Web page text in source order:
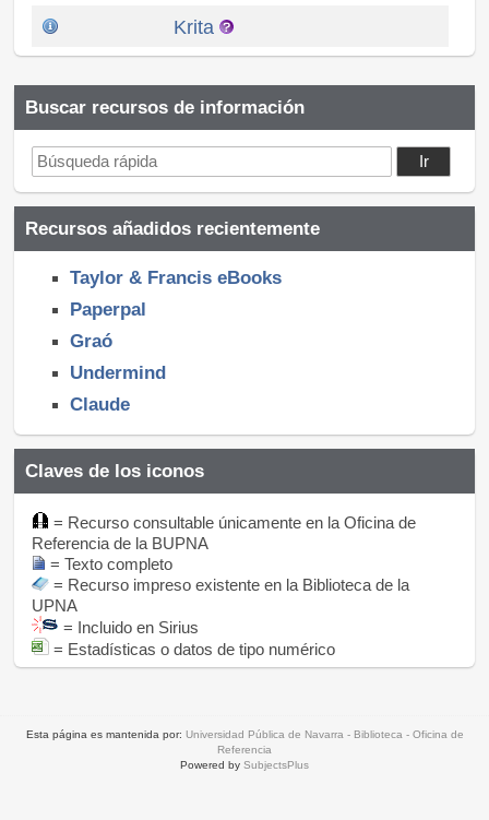
Krita
Buscar recursos de información
Recursos añadidos recientemente
Taylor & Francis eBooks
Paperpal
Graó
Undermind
Claude
Claves de los iconos
= Recurso consultable únicamente en la Oficina de
Referencia de la BUPNA
= Texto completo
= Recurso impreso existente en la Biblioteca de la
UPNA
= Incluido en Sirius
= Estadísticas o datos de tipo numérico
Esta página es mantenida por: Universidad Pública de Navarra - Biblioteca - Oficina de
Referencia
Powered by SubjectsPlus